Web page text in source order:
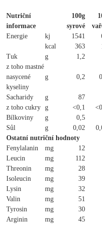
Nutriční
informace
100g
syrové
Energie
kj 1541
kcal
363
Tuk
g 1,2
z toho mastné
nasycené
kyseliny
g 0,2
Sacharidy g 87
z toho cukry
g <0,1
Bílkoviny
g 0,5
Sůl
g 0,02
Ostatní nutriční hodnoty
Fenylalanin
mg 12
Leucin
mg 112
Threonin
mg 28
Isoleucin
mg 39
Lysin
mg 32
Valin
mg 51
Tyrosin
mg 30
Arginin
mg 45